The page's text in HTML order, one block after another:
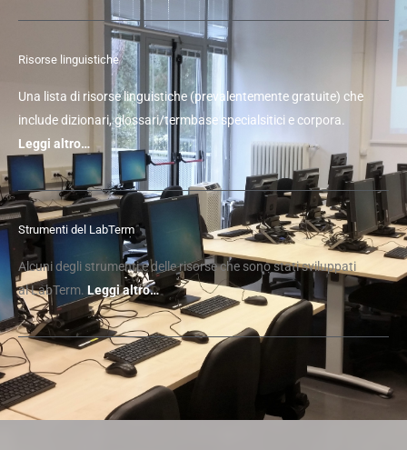
Risorse linguistiche
Una lista di risorse linguistiche (prevalentemente gratuite) che
include dizionari, glossari/termbase specialsitici e corpora.
Leggi altro…
Strumenti del LabTerm
Alcuni degli strumenti e delle risorse che sono stati sviluppati
al LabTerm. Leggi altro…